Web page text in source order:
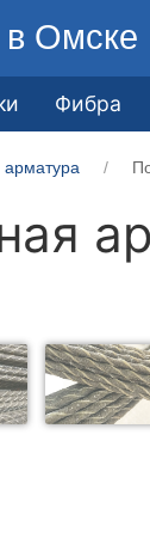
в Омске
Фибра